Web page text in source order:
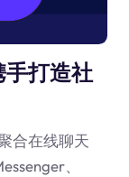
手打造社
合在线聊天
、